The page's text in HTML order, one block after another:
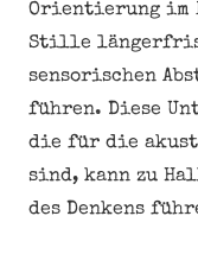
Orientierung im
Stille
sensorischen
führen. Diese
die für die
sind, kann zu
des Denkens